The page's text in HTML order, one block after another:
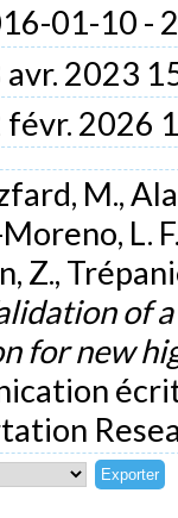
01-10 -
avr. 2023
févr. 2026
M.,
L.
Z.,
of
for new